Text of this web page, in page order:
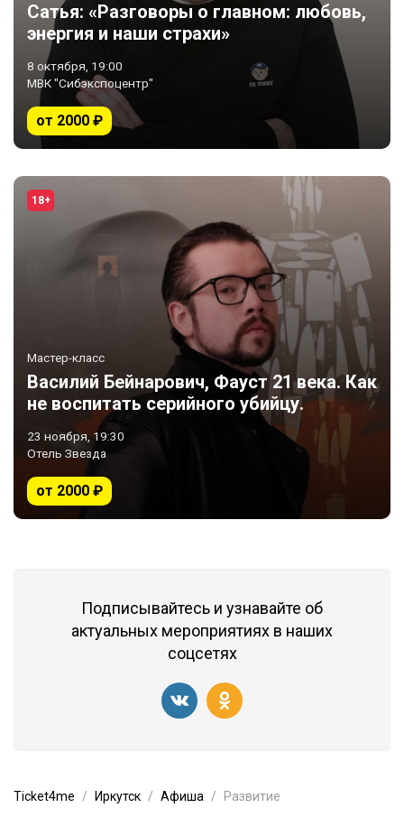
Сатья: «Разговоры о главном: любовь,
энергия и наши страхи»
8 октября, 19:00
МВК "Сибэкспоцентр"
от 2000 ₽
18+
Мастер-класс
Василий Бейнарович, Фауст 21 века. Как
не воспитать серийного убийцу.
23 ноября, 19:30
Отель Звезда
от 2000 ₽
Подписывайтесь и узнавайте об
актуальных мероприятиях в наших
соцсетях
Ticket4me Иркутск Афиша Развитие